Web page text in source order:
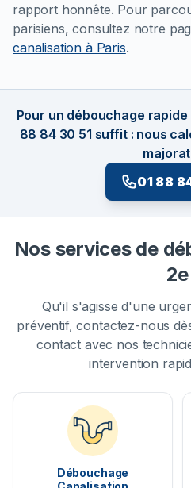
rapport honnête. Pour
parisiens, consultez notre
canalisation à Paris.
Pour un débouchage rapide
88 84 30 51 suffit : nous
01 88
Nos services de
2e
Qu'il s'agisse d'une
préventif, contactez-nous
contact avec nos
intervention
Débouchage